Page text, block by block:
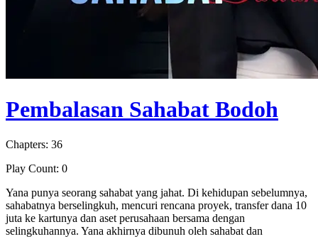
Pembalasan Sahabat Bodoh
Chapters: 36
Play Count: 0
Yana punya seorang sahabat yang jahat. Di kehidupan sebelumnya,
sahabatnya berselingkuh, mencuri rencana proyek, transfer dana 10
juta ke kartunya dan aset perusahaan bersama dengan
selingkuhannya. Yana akhirnya dibunuh oleh sahabat dan